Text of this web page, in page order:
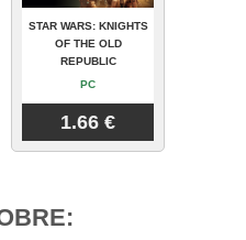
STAR WARS: KNIGHTS
OF THE OLD
REPUBLIC
PC
1.66 €